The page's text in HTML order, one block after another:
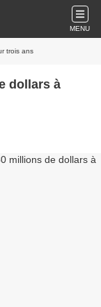
MENU
trois ans
dollars à